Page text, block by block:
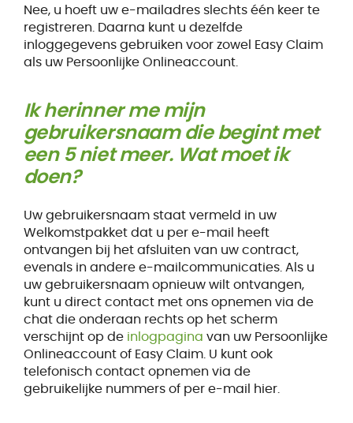
Nee, u hoeft uw e-mailadres slechts één keer te
registreren. Daarna kunt u dezelfde
inloggegevens gebruiken voor zowel Easy Claim
als uw Persoonlijke Onlineaccount.
Ik herinner me mijn
gebruikersnaam die begint met
een 5 niet meer. Wat moet ik
doen?
Uw gebruikersnaam staat vermeld in uw
Welkomstpakket dat u per e-mail heeft
ontvangen bij het afsluiten van uw contract,
evenals in andere e-mailcommunicaties. Als u
uw gebruikersnaam opnieuw wilt ontvangen,
kunt u direct contact met ons opnemen via de
chat die onderaan rechts op het scherm
verschijnt op de inlogpagina van uw Persoonlijke
Onlineaccount of Easy Claim. U kunt ook
telefonisch contact opnemen via de
gebruikelijke nummers of per e-mail hier.